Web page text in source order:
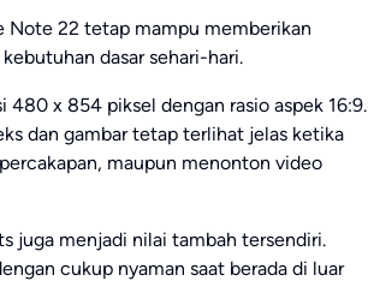
Note 22 tetap mampu memberikan
dasar sehari-hari.
480 x 854 piksel dengan rasio aspek 16:9.
dan gambar tetap terlihat jelas ketika
maupun menonton video
juga menjadi nilai tambah tersendiri.
cukup nyaman saat berada di luar